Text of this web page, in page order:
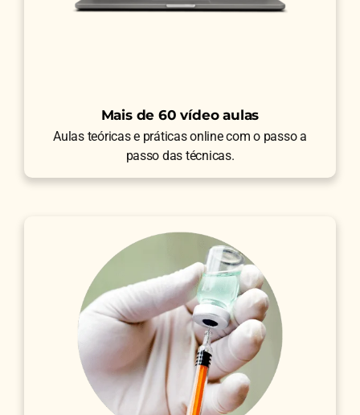
Mais de 60 vídeo aulas
Aulas teóricas e práticas online com o passo a
passo das técnicas.